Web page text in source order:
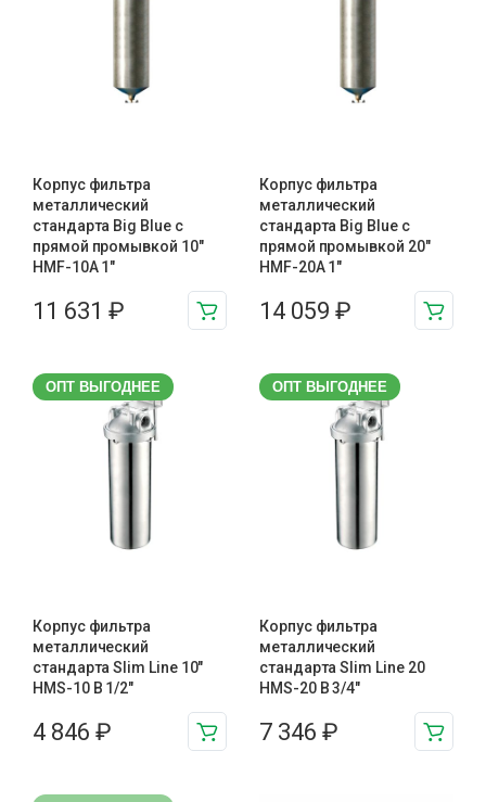
Корпус фильтра
металлический
стандарта Big Blue с
прямой промывкой 10″
HMF-10A 1″
11 631 ₽
Корпус фильтра
металлический
стандарта Big Blue с
прямой промывкой 20″
HMF-20A 1″
14 059 ₽
ОПТ ВЫГОДНЕЕ
Корпус фильтра
металлический
стандарта Slim Line 10″
HMS-10 B 1/2″
4 846 ₽
ОПТ ВЫГОДНЕЕ
Корпус фильтра
металлический
стандарта Slim Line 20
HMS-20 B 3/4″
7 346 ₽